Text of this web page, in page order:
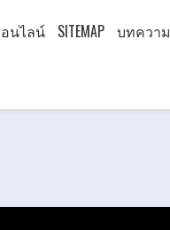
นไลน์ SITEMAP บทความ